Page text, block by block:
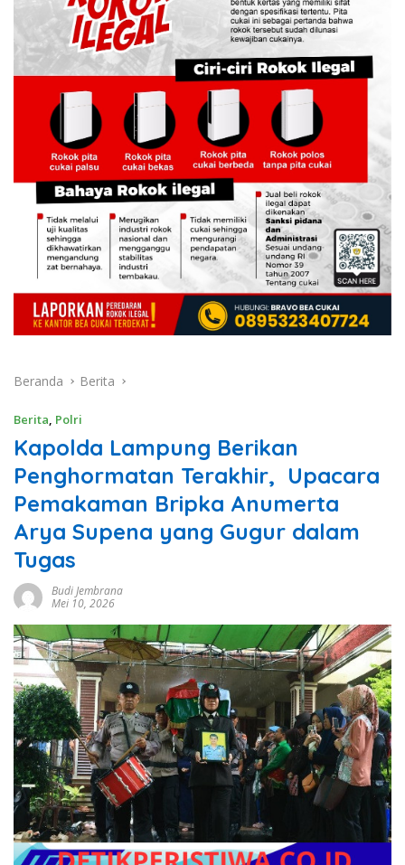
Beranda Berita
Berita, Polri
Kapolda Lampung Berikan
Penghormatan Terakhir, Upacara
Pemakaman Bripka Anumerta
Arya Supena yang Gugur dalam
Tugas
Budi Jembrana
Mei 10, 2026